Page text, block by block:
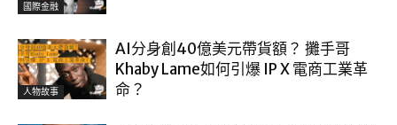
國際金融
人物故事
AI分身創40億美元帶貨額？ 攤手哥
Khaby Lame如何引爆 IP X 電商工業革
命？